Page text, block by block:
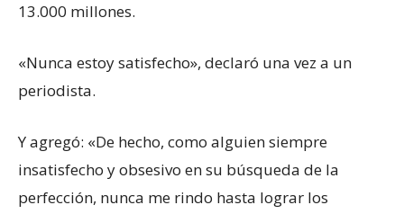
13.000 millones.
«Nunca estoy satisfecho», declaró una vez a un
periodista.
Y agregó: «De hecho, como alguien siempre
insatisfecho y obsesivo en su búsqueda de la
perfección, nunca me rindo hasta lograr los